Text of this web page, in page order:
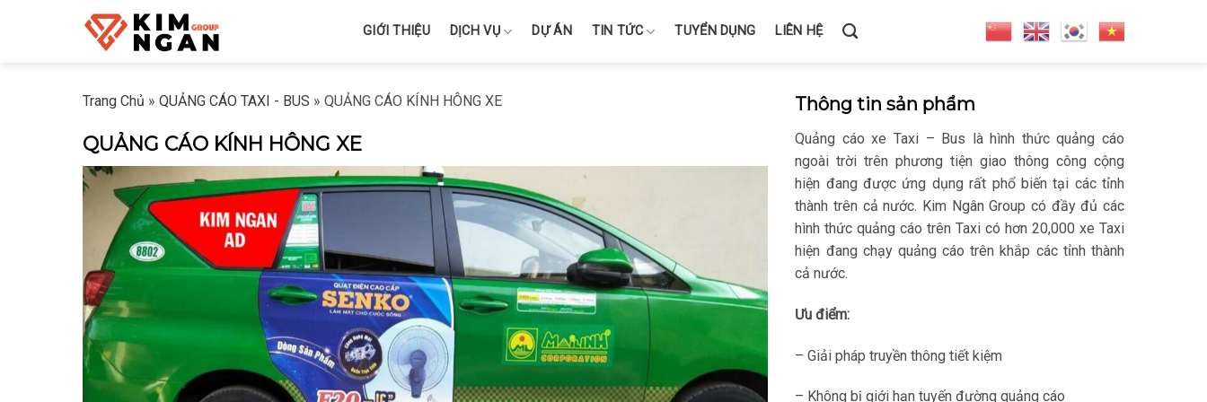
GIỚI THIỆU DỊCH VỤ DỰ ÁN TIN TỨC TUYỂN DỤNG LIÊN HỆ
Trang Chủ » QUẢNG CÁO TAXI - BUS » QUẢNG CÁO KÍNH HÔNG XE
QUẢNG CÁO KÍNH HÔNG XE
Thông tin sản phẩm
Quảng cáo xe Taxi – Bus là hình thức quảng cáo
ngoài trời trên phương tiện giao thông công cộng
hiện đang được ứng dụng rất phổ biến tại các tỉnh
thành trên cả nước. Kim Ngân Group có đầy đủ các
hình thức quảng cáo trên Taxi có hơn 20,000 xe Taxi
hiện đang chạy quảng cáo trên khắp các tỉnh thành
cả nước.
Ưu điểm:
– Giải pháp truyền thông tiết kiệm
– Không bị giới hạn tuyến đường quảng cáo